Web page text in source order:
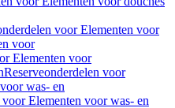
voor Elementen voor
voor
Elementen voor
Reserveonderdelen voor
was- en
Elementen voor was- en